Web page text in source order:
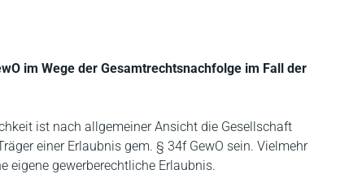
im Wege der Gesamtrechtsnachfolge im Fall der
ist nach allgemeiner Ansicht die Gesellschaft
einer Erlaubnis gem. § 34f GewO sein. Vielmehr
eigene gewerberechtliche Erlaubnis.